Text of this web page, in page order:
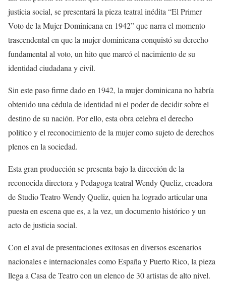
justicia social, se presentará la pieza teatral inédita “El Primer
Voto de la Mujer Dominicana en 1942” que narra el momento
trascendental en que la mujer dominicana conquistó su derecho
fundamental al voto, un hito que marcó el nacimiento de su
identidad ciudadana y civil.
Sin este paso firme dado en 1942, la mujer dominicana no habría
obtenido una cédula de identidad ni el poder de decidir sobre el
destino de su nación. Por ello, esta obra celebra el derecho
político y el reconocimiento de la mujer como sujeto de derechos
plenos en la sociedad.
Esta gran producción se presenta bajo la dirección de la
reconocida directora y Pedagoga teatral Wendy Queliz, creadora
de Studio Teatro Wendy Queliz, quien ha logrado articular una
puesta en escena que es, a la vez, un documento histórico y un
acto de justicia social.
Con el aval de presentaciones exitosas en diversos escenarios
nacionales e internacionales como España y Puerto Rico, la pieza
llega a Casa de Teatro con un elenco de 30 artistas de alto nivel.